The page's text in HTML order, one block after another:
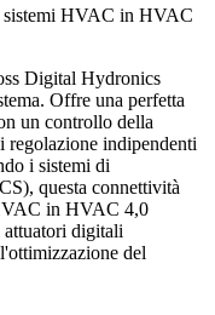
sistemi HVAC in HVAC
Digital Hydronics
Offre una perfetta
un controllo della
regolazione indipendenti
i sistemi di
questa connettività
in HVAC 4,0
attuatori digitali
del